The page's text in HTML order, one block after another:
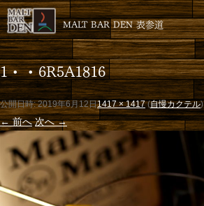
MALT BAR DEN 表参道
1・・6R5A1816
公開日時: 2019年6月12日1417 × 1417(自慢カクテル)
← 前へ 次へ →